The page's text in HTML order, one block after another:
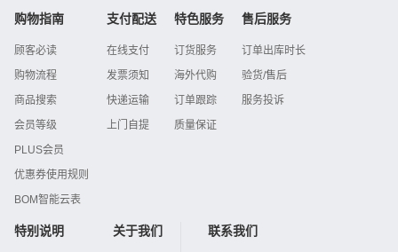
购物指南
顾客必读
购物流程
商品搜索
会员等级
PLUS会员
优惠券使用规则
BOM智能云表
支付配送
在线支付
发票须知
快递运输
上门自提
特色服务
订货服务
海外代购
订单跟踪
质量保证
售后服务
订单出库时长
验货/售后
服务投诉
特别说明 关于我们 联系我们